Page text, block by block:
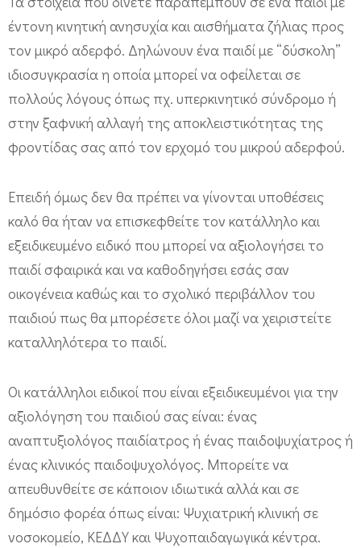
έντονη κινητική ανησυχία και αισθήματα ζήλιας προς
τον μικρό αδερφό. Δηλώνουν ένα παιδί με “δύσκολη”
ιδιοσυγκρασία η οποία μπορεί να οφείλεται σε
πολλούς λόγους όπως πχ. υπερκινητικό σύνδρομο ή
στην ξαφνική αλλαγή της αποκλειστικότητας της
φροντίδας σας από τον ερχομό του μικρού αδερφού.
Επειδή όμως δεν θα πρέπει να γίνονται υποθέσεις
καλό θα ήταν να επισκεφθείτε τον κατάλληλο και
εξειδικευμένο ειδικό που μπορεί να αξιολογήσει το
παιδί σφαιρικά και να καθοδηγήσει εσάς σαν
οικογένεια καθώς και το σχολικό περιβάλλον του
παιδιού πως θα μπορέσετε όλοι μαζί να χειριστείτε
καταλληλότερα το παιδί.
Οι κατάλληλοι ειδικοί που είναι εξειδικευμένοι για την
αξιολόγηση του παιδιού σας είναι: ένας
αναπτυξιολόγος παιδίατρος ή ένας παιδοψυχίατρος ή
ένας κλινικός παιδοψυχολόγος. Μπορείτε να
απευθυνθείτε σε κάποιον ιδιωτικά αλλά και σε
δημόσιο φορέα όπως είναι: Ψυχιατρική κλινική σε
νοσοκομείο, ΚΕΔΔΥ και Ψυχοπαιδαγωγικά κέντρα.